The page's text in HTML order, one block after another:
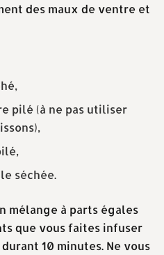
des maux de ventre et
pilé (à ne pas utiliser
séchée.
mélange à parts égales
que vous faites infuser
10 minutes. Ne vous